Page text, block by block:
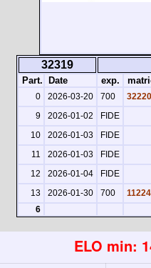
32319
Part. Date exp.
0 2026-03-20 700
32220
9
2026-01-02
FIDE
10
2026-01-03
FIDE
11
2026-01-03
FIDE
12
2026-01-04
FIDE
13
2026-01-30 700
11224
6